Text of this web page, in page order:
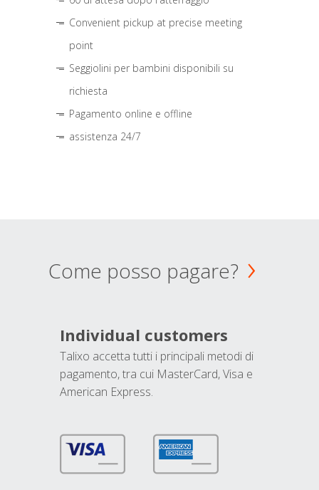
Convenient pickup at precise meeting
point
Seggiolini per bambini disponibili su
richiesta
Pagamento online e offline
assistenza 24/7
Come posso pagare?
Individual customers
Talixo accetta tutti i principali metodi di
pagamento, tra cui MasterCard, Visa e
American Express.